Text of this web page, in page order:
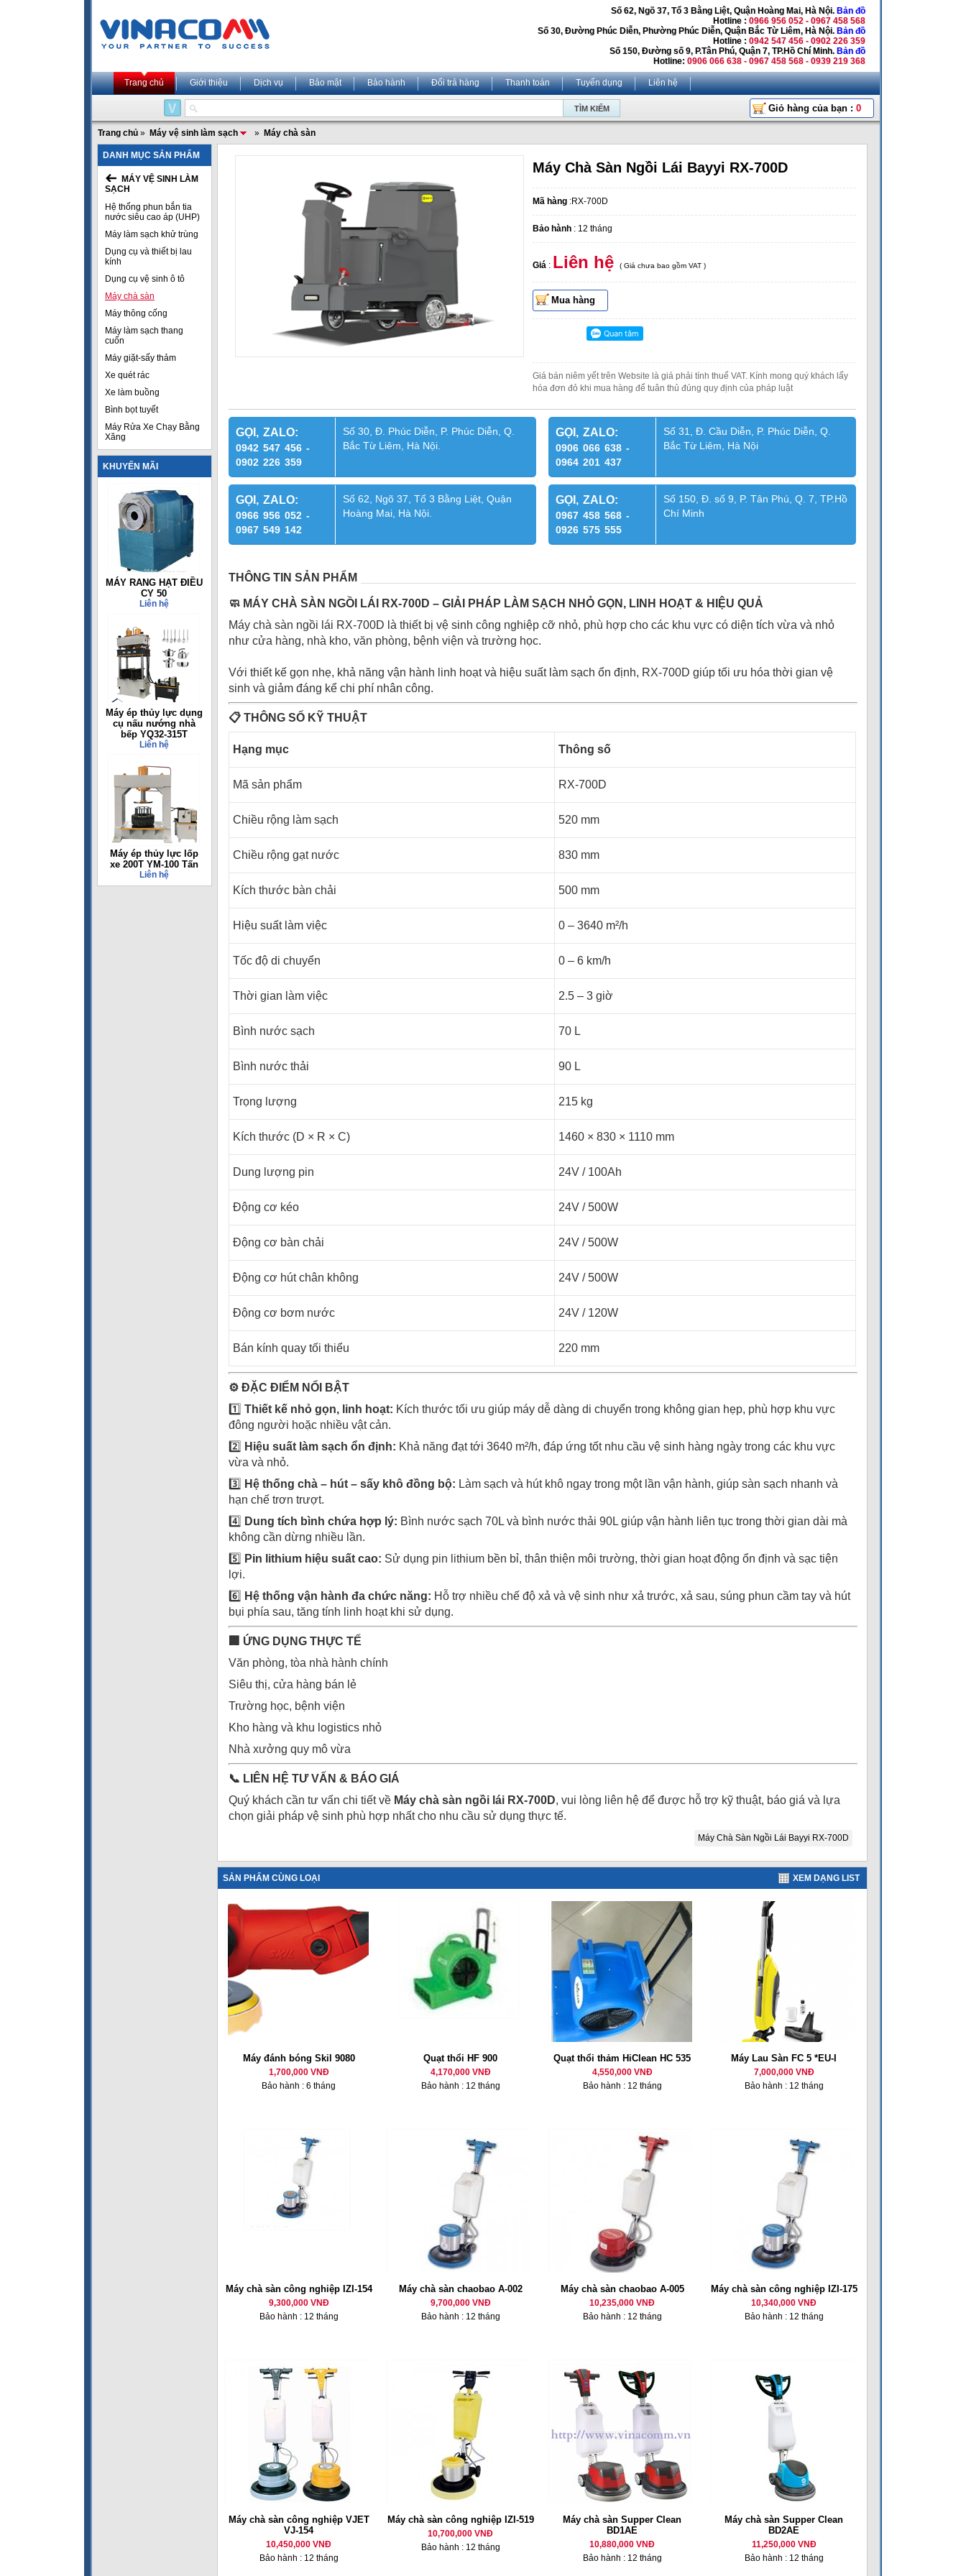
Số 62, Ngõ 37, Tổ 3 Bằng Liệt, Quận Hoàng Mai, Hà Nội. Bản đồ
Hotline : 0966 956 052 - 0967 458 568
Số 30, Đường Phúc Diễn, Phường Phúc Diễn, Quận Bắc Từ Liêm, Hà Nội. Bản đồ
Hotline : 0942 547 456 - 0902 226 359
Số 150, Đường số 9, P.Tân Phú, Quận 7, TP.Hồ Chí Minh. Bản đồ
Hotline: 0906 066 638 - 0967 458 568 - 0939 219 368
Trang chủ Giới thiệu Dịch vụ Bảo mật Bảo hành Đổi trả hàng Thanh toán Tuyển dụng Liên hệ
Giỏ hàng của bạn : 0
Trang chủ » Máy vệ sinh làm sạch » Máy chà sàn
DANH MỤC SẢN PHẨM
MÁY VỆ SINH LÀM
SẠCH
Hệ thống phun bắn tia
nước siêu cao áp (UHP)
Máy làm sạch khử trùng
Dụng cụ và thiết bị lau
kính
Dụng cụ vệ sinh ô tô
Máy chà sàn
Máy thông cống
Máy làm sạch thang
cuốn
Máy giặt-sấy thảm
Xe quét rác
Xe làm buồng
Bình bọt tuyết
Máy Rửa Xe Chạy Bằng
Xăng
KHUYẾN MÃI
MÁY RANG HẠT ĐIỀU
CY 50
Liên hệ
Máy ép thủy lực dụng
cụ nấu nướng nhà
bếp YQ32-315T
Liên hệ
Máy ép thủy lực lốp
xe 200T YM-100 Tấn
Liên hệ
Máy Chà Sàn Ngồi Lái Bayyi RX-700D
Mã hàng :RX-700D
Bảo hành : 12 tháng
Giá : Liên hệ ( Giá chưa bao gồm VAT )
Mua hàng
Giá bán niêm yết trên Website là giá phải tính thuế VAT. Kính mong quý khách lấy
hóa đơn đỏ khi mua hàng để tuân thủ đúng quy định của pháp luật
GỌI, ZALO:
0942 547 456 -
0902 226 359
Số 30, Đ. Phúc Diễn, P. Phúc Diễn, Q.
Bắc Từ Liêm, Hà Nội.
GỌI, ZALO:
0906 066 638 -
0964 201 437
Số 31, Đ. Cầu Diễn, P. Phúc Diễn, Q.
Bắc Từ Liêm, Hà Nội
GỌI, ZALO:
0966 956 052 -
0967 549 142
Số 62, Ngõ 37, Tổ 3 Bằng Liệt, Quận
Hoàng Mai, Hà Nội.
GỌI, ZALO:
0967 458 568 -
0926 575 555
Số 150, Đ. số 9, P. Tân Phú, Q. 7, TP.Hồ
Chí Minh
THÔNG TIN SẢN PHẨM
🧼 MÁY CHÀ SÀN NGỒI LÁI RX-700D – GIẢI PHÁP LÀM SẠCH NHỎ GỌN, LINH HOẠT & HIỆU QUẢ
Máy chà sàn ngồi lái RX-700D là thiết bị vệ sinh công nghiệp cỡ nhỏ, phù hợp cho các khu vực có diện tích vừa và nhỏ
như cửa hàng, nhà kho, văn phòng, bệnh viện và trường học.
Với thiết kế gọn nhẹ, khả năng vận hành linh hoạt và hiệu suất làm sạch ổn định, RX-700D giúp tối ưu hóa thời gian vệ
sinh và giảm đáng kể chi phí nhân công.
📋 THÔNG SỐ KỸ THUẬT
Hạng mục Thông số
Mã sản phẩm RX-700D
Chiều rộng làm sạch 520 mm
Chiều rộng gạt nước 830 mm
Kích thước bàn chải 500 mm
Hiệu suất làm việc 0 – 3640 m²/h
Tốc độ di chuyển 0 – 6 km/h
Thời gian làm việc 2.5 – 3 giờ
Bình nước sạch 70 L
Bình nước thải 90 L
Trọng lượng 215 kg
Kích thước (D × R × C) 1460 × 830 × 1110 mm
Dung lượng pin 24V / 100Ah
Động cơ kéo 24V / 500W
Động cơ bàn chải 24V / 500W
Động cơ hút chân không 24V / 500W
Động cơ bơm nước 24V / 120W
Bán kính quay tối thiểu 220 mm
⚙️ ĐẶC ĐIỂM NỔI BẬT
1️⃣ Thiết kế nhỏ gọn, linh hoạt: Kích thước tối ưu giúp máy dễ dàng di chuyển trong không gian hẹp, phù hợp khu vực
đông người hoặc nhiều vật cản.
2️⃣ Hiệu suất làm sạch ổn định: Khả năng đạt tới 3640 m²/h, đáp ứng tốt nhu cầu vệ sinh hàng ngày trong các khu vực
vừa và nhỏ.
3️⃣ Hệ thống chà – hút – sấy khô đồng bộ: Làm sạch và hút khô ngay trong một lần vận hành, giúp sàn sạch nhanh và
hạn chế trơn trượt.
4️⃣ Dung tích bình chứa hợp lý: Bình nước sạch 70L và bình nước thải 90L giúp vận hành liên tục trong thời gian dài mà
không cần dừng nhiều lần.
5️⃣ Pin lithium hiệu suất cao: Sử dụng pin lithium bền bỉ, thân thiện môi trường, thời gian hoạt động ổn định và sạc tiện
lợi.
6️⃣ Hệ thống vận hành đa chức năng: Hỗ trợ nhiều chế độ xả và vệ sinh như xả trước, xả sau, súng phun cầm tay và hút
bụi phía sau, tăng tính linh hoạt khi sử dụng.
🏢 ỨNG DỤNG THỰC TẾ
Văn phòng, tòa nhà hành chính
Siêu thị, cửa hàng bán lẻ
Trường học, bệnh viện
Kho hàng và khu logistics nhỏ
Nhà xưởng quy mô vừa
📞 LIÊN HỆ TƯ VẤN & BÁO GIÁ
Quý khách cần tư vấn chi tiết về Máy chà sàn ngồi lái RX-700D, vui lòng liên hệ để được hỗ trợ kỹ thuật, báo giá và lựa
chọn giải pháp vệ sinh phù hợp nhất cho nhu cầu sử dụng thực tế.
Máy Chà Sàn Ngồi Lái Bayyi RX-700D
SẢN PHẨM CÙNG LOẠI XEM DẠNG LIST
Máy đánh bóng Skil 9080
1,700,000 VNĐ
Bảo hành : 6 tháng
Quạt thổi HF 900
4,170,000 VNĐ
Bảo hành : 12 tháng
Quạt thổi thảm HiClean HC 535
4,550,000 VNĐ
Bảo hành : 12 tháng
Máy Lau Sàn FC 5 *EU-I
7,000,000 VNĐ
Bảo hành : 12 tháng
Máy chà sàn công nghiệp IZI-154
9,300,000 VNĐ
Bảo hành : 12 tháng
Máy chà sàn chaobao A-002
9,700,000 VNĐ
Bảo hành : 12 tháng
Máy chà sàn chaobao A-005
10,235,000 VNĐ
Bảo hành : 12 tháng
Máy chà sàn công nghiệp IZI-175
10,340,000 VNĐ
Bảo hành : 12 tháng
Máy chà sàn công nghiệp VJET
VJ-154
10,450,000 VNĐ
Bảo hành : 12 tháng
Máy chà sàn công nghiệp IZI-519
10,700,000 VNĐ
Bảo hành : 12 tháng
Máy chà sàn Supper Clean
BD1AE
10,880,000 VNĐ
Bảo hành : 12 tháng
Máy chà sàn Supper Clean
BD2AE
11,250,000 VNĐ
Bảo hành : 12 tháng